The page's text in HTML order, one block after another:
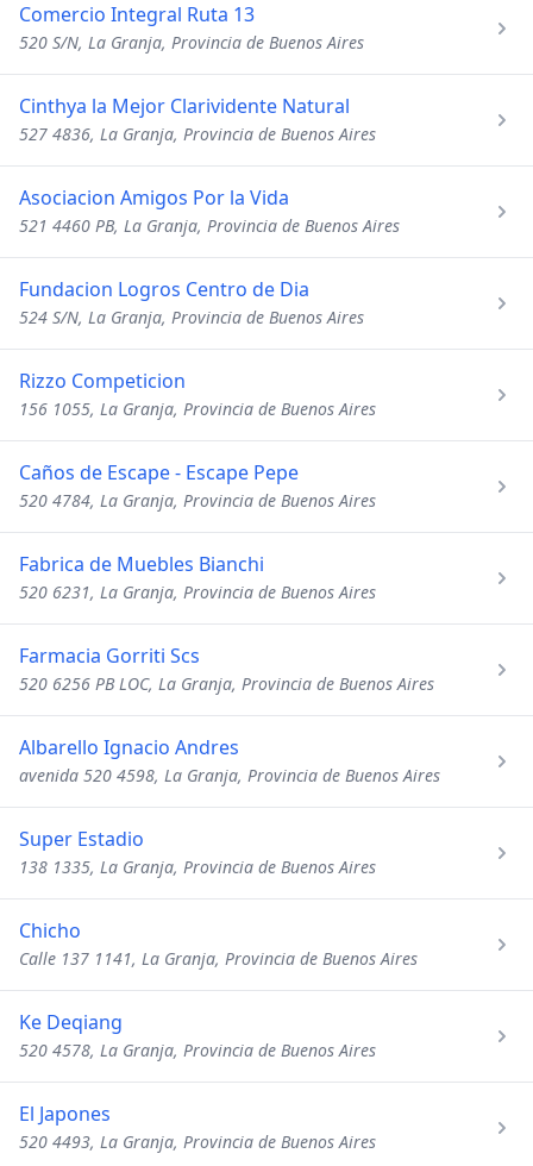
Comercio Integral Ruta 13
520 S/N, La Granja, Provincia de Buenos Aires
Cinthya la Mejor Clarividente Natural
527 4836, La Granja, Provincia de Buenos Aires
Asociacion Amigos Por la Vida
521 4460 PB, La Granja, Provincia de Buenos Aires
Fundacion Logros Centro de Dia
524 S/N, La Granja, Provincia de Buenos Aires
Rizzo Competicion
156 1055, La Granja, Provincia de Buenos Aires
Caños de Escape - Escape Pepe
520 4784, La Granja, Provincia de Buenos Aires
Fabrica de Muebles Bianchi
520 6231, La Granja, Provincia de Buenos Aires
Farmacia Gorriti Scs
520 6256 PB LOC, La Granja, Provincia de Buenos Aires
Albarello Ignacio Andres
avenida 520 4598, La Granja, Provincia de Buenos Aires
Super Estadio
138 1335, La Granja, Provincia de Buenos Aires
Chicho
Calle 137 1141, La Granja, Provincia de Buenos Aires
Ke Deqiang
520 4578, La Granja, Provincia de Buenos Aires
El Japones
520 4493, La Granja, Provincia de Buenos Aires